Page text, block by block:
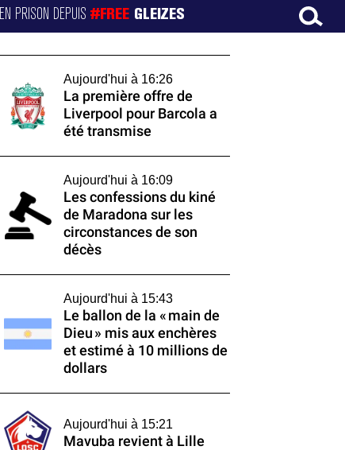
EN PRISON DEPUIS#FREE GLEIZES
Aujourd'hui à 16:26
La première offre de
Liverpool pour Barcola a
été transmise
Aujourd'hui à 16:09
Les confessions du kiné
de Maradona sur les
circonstances de son
décès
Aujourd'hui à 15:43
Le ballon de la « main de
Dieu » mis aux enchères
et estimé à 10 millions de
dollars
Aujourd'hui à 15:21
Mavuba revient à Lille